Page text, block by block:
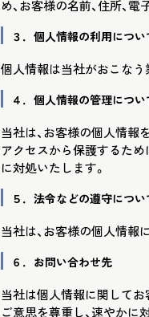
め、お客様の名前、住所、
３．個人情報の利用につい
個人情報は当社がおこなう
４．個人情報の管理につい
当社は、お客様の個人情報
アクセスから保護するため
に対処いたします。
５．法令などの遵守につい
当社は、お客様の個人情報
６．お問い合わせ先
当社は個人情報に関してお
ご意思を尊重し、速やかに